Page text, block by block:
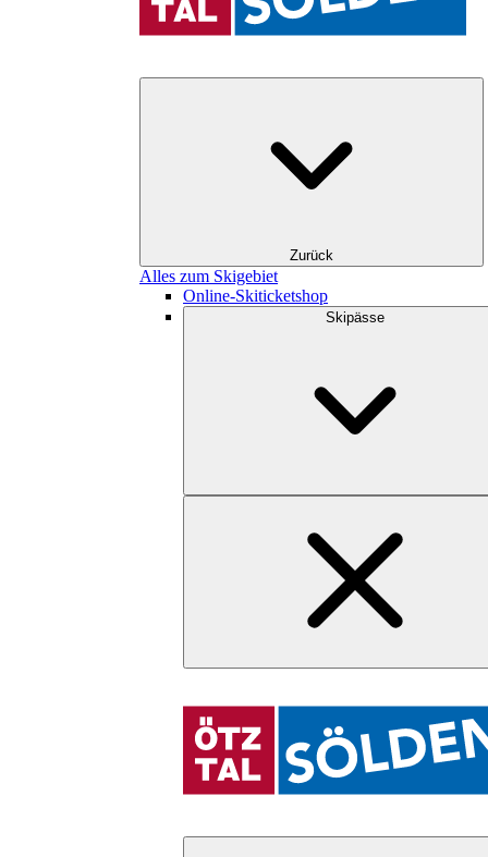
Zurück
Alles zum Skigebiet
Online-Skiticketshop
Skipässe